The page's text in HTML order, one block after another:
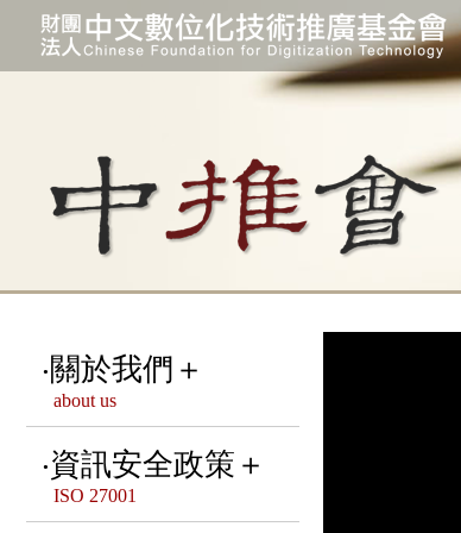
關於我們＋
about us
宗旨 & 緣起
本會組織架構
資訊安全政策＋
ISO 27001